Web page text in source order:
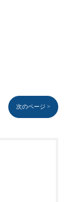
次のページ >